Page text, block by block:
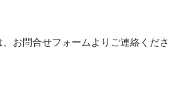
お問合せフォームよりご連絡くださ